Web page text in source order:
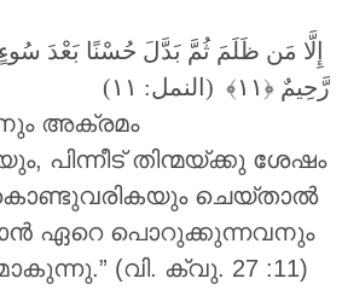
إِلَّا مَن ظَلَمَ ثُمَّ بَدَّلَ حُسْنًا بَعْدَ
رَّحِيمٌ
(النمل: ١١)
അക്രമം
പിന്നീട് തിന്മയ്ക്കു ശേഷം
ചെയ്താൽ
ഏറെ പൊറുക്കുന്നവനും
(വി. ക്വു. 27 :11)